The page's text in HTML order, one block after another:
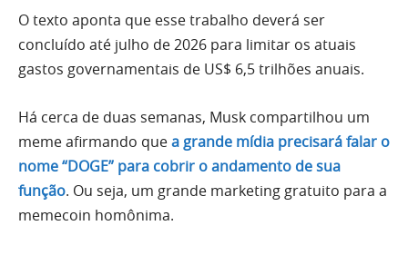
O texto aponta que esse trabalho deverá ser
concluído até julho de 2026 para limitar os atuais
gastos governamentais de US$ 6,5 trilhões anuais.
Há cerca de duas semanas, Musk compartilhou um
meme afirmando quea grande mídia precisará falar o
nome “DOGE” para cobrir o andamento de sua
função. Ou seja, um grande marketing gratuito para a
memecoin homônima.